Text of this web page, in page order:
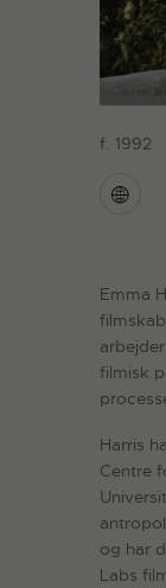
f. 1992
Emma
filmisk
Harris
Centre
og har
Labs